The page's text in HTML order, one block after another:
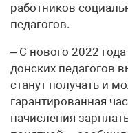
работников
педагогов.
– С нового 2022
донских педагогов
станут получать и
гарантированная
начисления